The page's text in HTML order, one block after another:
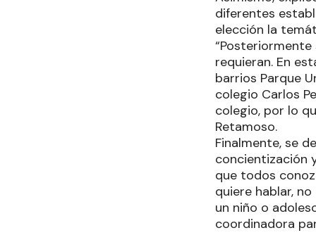
diferentes
elección la
requieran. En
barrios Parque
colegio Carlos
colegio, por lo
Retamoso.
Finalmente, se
concientización
que todos
quiere hablar,
un niño o
coordinadora